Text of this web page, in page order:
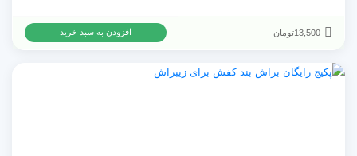
13,500تومان افزودن به سبد خرید